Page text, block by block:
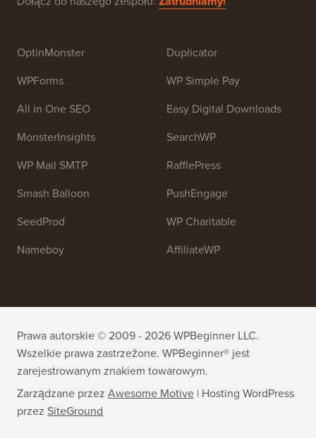
szkoleniowych, aby pomóc ludziom nauczyć się
WordPress i ulepszyć swoje strony internetowe.
Dołącz do naszego zespołu: Zatrudniamy!
OptinMonster
WPForms
All in One SEO
WP Mail SMTP
Smash Balloon
SeedProd
Nameboy
Duplicator
WP Simple Pay
Easy Digital Downloads
RafflePress
PushEngage
WP Charitable
AffiliateWP